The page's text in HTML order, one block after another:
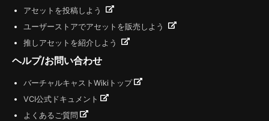
アセットを投稿しよう
ユーザーストアでアセットを販売しよう
推しアセットを紹介しよう
ヘルプ/お問い合わせ
バーチャルキャストWikiトップ
VCI公式ドキュメント
よくあるご質問